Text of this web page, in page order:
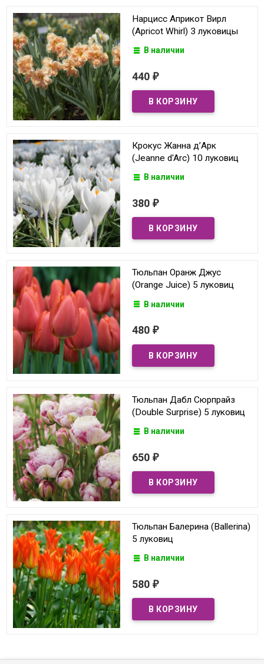
Нарцисс Априкот Вирл
(Apricot Whirl) 3 луковицы
В наличии
440 ₽
Крокус Жанна д’Арк
(Jeanne d'Arc) 10 луковиц
В наличии
380 ₽
Тюльпан Оранж Джус
(Orange Juice) 5 луковиц
В наличии
480 ₽
Тюльпан Дабл Сюрпрайз
(Double Surprise) 5 луковиц
В наличии
650 ₽
Тюльпан Балерина (Ballerina)
5 луковиц
В наличии
580 ₽